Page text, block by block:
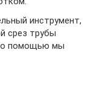
инструмент,
срез трубы
помощью мы